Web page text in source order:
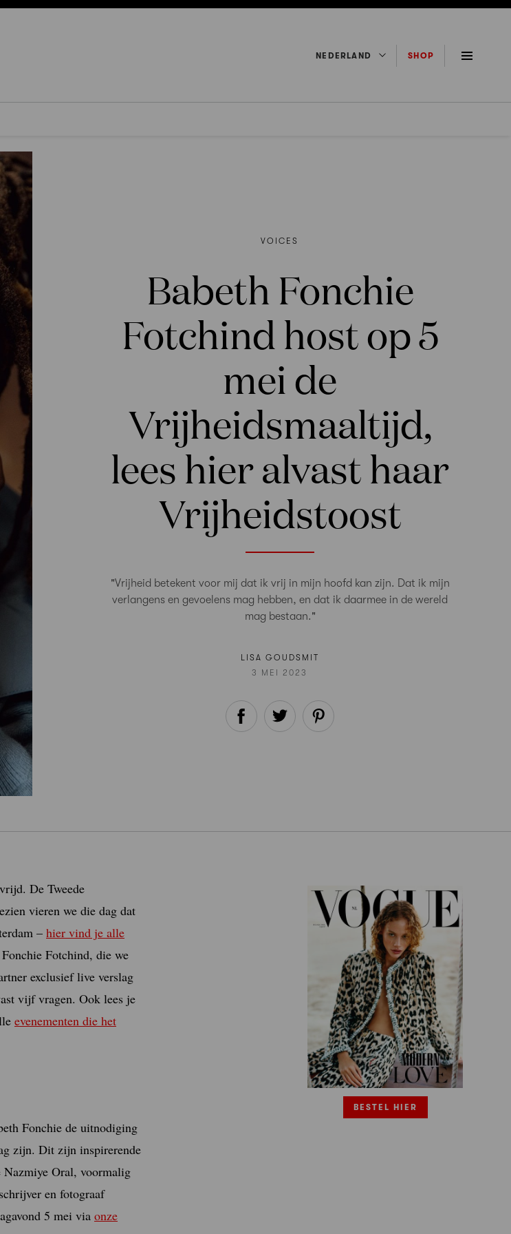
NEDERLAND SHOP
VOICES
Babeth Fonchie
Fotchind host op 5
mei de
Vrijheidsmaaltijd,
lees hier alvast haar
Vrijheidstoost
"Vrijheid betekent voor mij dat ik vrij in mijn hoofd kan zijn. Dat ik mijn
verlangens en gevoelens mag hebben, en dat ik daarmee in de wereld
mag bestaan."
LISA GOUDSMIT
3 MEI 2023
De Tweede
vieren we die dag dat
– hier vind je alle
Fotchind, die we
exclusief live verslag
vijf vragen. Ook lees je
evenementen die het
Fonchie de uitnodiging
zijn. Dit zijn inspirerende
Oral, voormalig
en fotograaf
5 mei via onze
BESTEL HIER